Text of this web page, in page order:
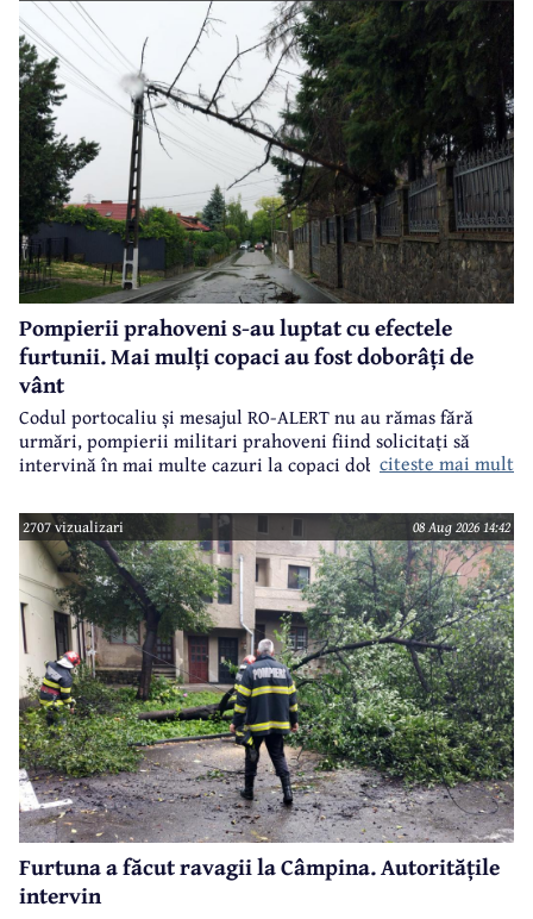
Pompierii prahoveni s-au luptat cu efectele
furtunii. Mai mulți copaci au fost doborâți de
vânt
Codul portocaliu și mesajul RO-ALERT nu au rămas fără
urmări, pompierii militari prahoveni fiind solicitați să
intervină în mai multe cazuri la copaci doborâți în urma
citeste mai mult
2707 vizualizari 08 Aug 2026 14:42
Furtuna a făcut ravagii la Câmpina. Autoritățile
intervin